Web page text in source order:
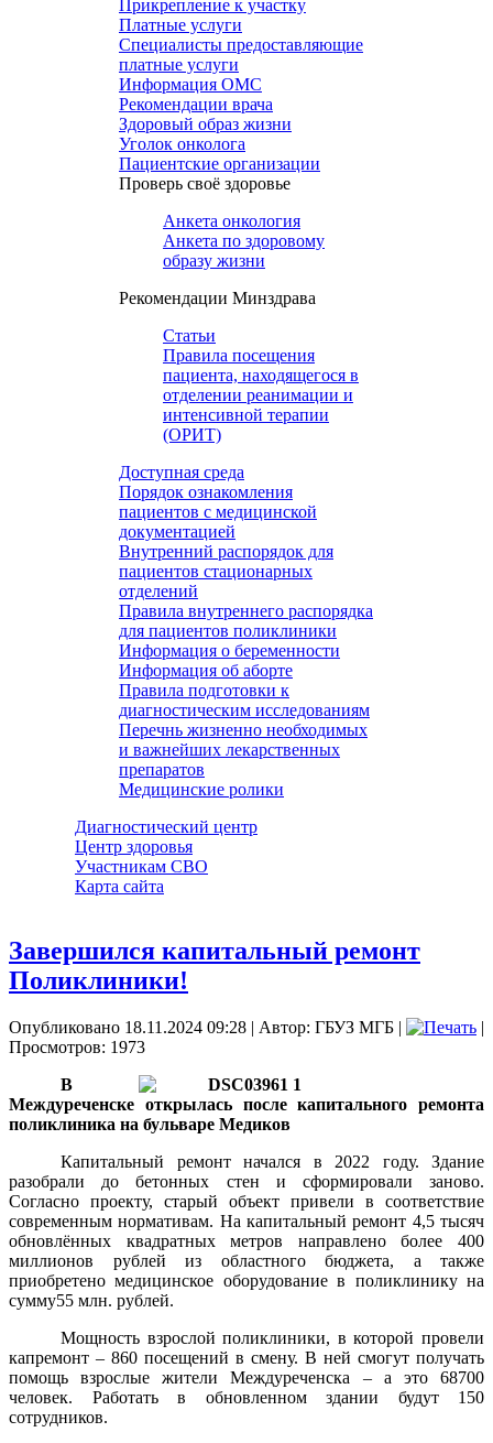
Прикрепление к участку
Платные услуги
Специалисты предоставляющие
платные услуги
Информация ОМС
Рекомендации врача
Здоровый образ жизни
Уголок онколога
Пациентские организации
Проверь своё здоровье
Анкета онкология
Анкета по здоровому
образу жизни
Рекомендации Минздрава
Статьи
Правила посещения
пациента, находящегося в
отделении реанимации и
интенсивной терапии
(ОРИТ)
Доступная среда
Порядок ознакомления
пациентов с медицинской
документацией
Внутренний распорядок для
пациентов стационарных
отделений
Правила внутреннего распорядка
для пациентов поликлиники
Информация о беременности
Информация об аборте
Правила подготовки к
диагностическим исследованиям
Перечнь жизненно необходимых
и важнейших лекарственных
препаратов
Медицинские ролики
Диагностический центр
Центр здоровья
Участникам СВО
Карта сайта
Завершился капитальный ремонт
Поликлиники!
Опубликовано 18.11.2024 09:28 | Автор: ГБУЗ МГБ |
|
Просмотров: 1973
В
Междуреченске открылась после капитального ремонта
поликлиника на бульваре Медиков
Капитальный ремонт начался в 2022 году. Здание
разобрали до бетонных стен и сформировали заново.
Согласно проекту, старый объект привели в соответствие
современным нормативам. На капитальный ремонт 4,5 тысяч
обновлённых квадратных метров направлено более 400
миллионов рублей из областного бюджета, а также
приобретено медицинское оборудование в поликлинику на
сумму55 млн. рублей.
Мощность взрослой поликлиники, в которой провели
капремонт – 860 посещений в смену. В ней смогут получать
помощь взрослые жители Междуреченска – а это 68700
человек. Работать в обновленном здании будут 150
сотрудников.